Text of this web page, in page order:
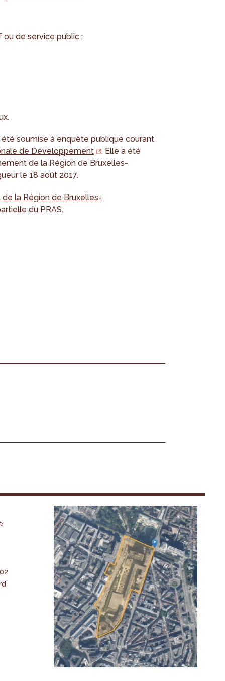
de service public ;
soumise à enquête publique courant
de Développement
. Elle a été
de la Région de Bruxelles-
le 18 août 2017.
la Région de Bruxelles-
du PRAS.